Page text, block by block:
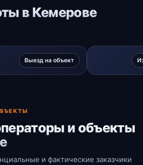
в Кемерове
Выезд на объект
и объекты
и фактические заказчики